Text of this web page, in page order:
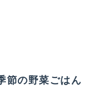
節の野菜ごはん